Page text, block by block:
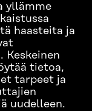
yllämme
haasteita ja
Keskeinen
tietoa,
tarpeet ja
uudelleen.